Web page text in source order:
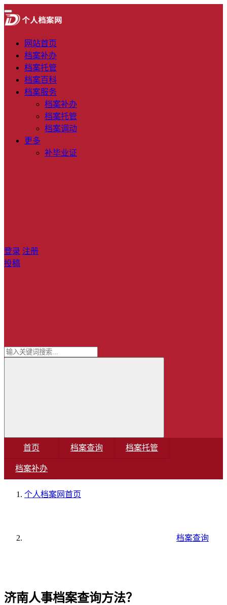
网站首页
档案补办
档案托管
档案百科
档案服务
档案补办
档案托管
档案调动
更多
补毕业证
登录 注册
投稿
首页 档案查询 档案托管
档案补办
个人档案网首页
档案查询
济南人事档案查询方法？